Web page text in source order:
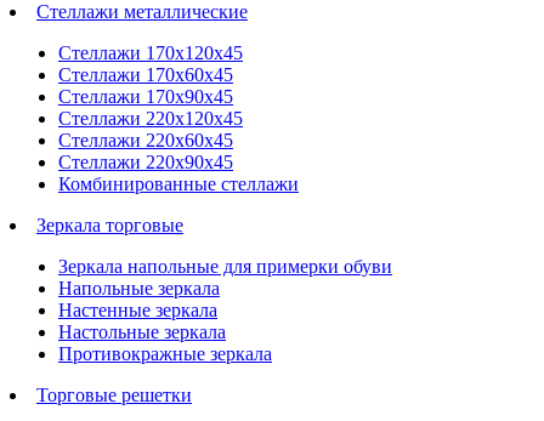
Стеллажи металлические
Стеллажи 170х120х45
Стеллажи 170х60х45
Стеллажи 170х90х45
Стеллажи 220х120х45
Стеллажи 220х60х45
Стеллажи 220х90х45
Комбинированные стеллажи
Зеркала торговые
Зеркала напольные для примерки обуви
Напольные зеркала
Настенные зеркала
Настольные зеркала
Противокражные зеркала
Торговые решетки